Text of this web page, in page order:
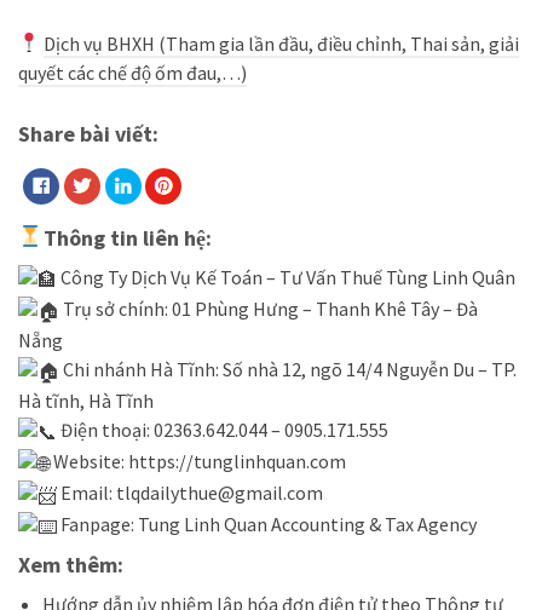
Dịch vụ BHXH (Tham gia lần đầu, điều chỉnh, Thai sản, giải
quyết các chế độ ốm đau,…)
Share bài viết:
Thông tin liên hệ:
Công Ty Dịch Vụ Kế Toán – Tư Vấn Thuế Tùng Linh Quân
Trụ sở chính: 01 Phùng Hưng – Thanh Khê Tây – Đà
Nẵng
Chi nhánh Hà Tĩnh: Số nhà 12, ngõ 14/4 Nguyễn Du – TP.
Hà tĩnh, Hà Tĩnh
Điện thoại: 02363.642.044 – 0905.171.555
Website: https://tunglinhquan.com
Email: tlqdailythue@gmail.com
Fanpage: Tung Linh Quan Accounting & Tax Agency
Xem thêm:
Hướng dẫn ủy nhiệm lập hóa đơn điện tử theo Thông tư